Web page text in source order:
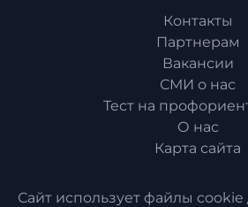
Контакты
Партнерам
Вакансии
СМИ о нас
Тест на
О нас
Карта сайта
Сайт использует файлы